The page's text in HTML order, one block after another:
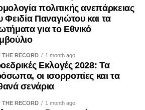
πολιτικής ανεπάρκειας
Φειδία Παναγιώτου και τα
για το Εθνικό
THE RECORD 1 month ago
Εκλογές 2028: Τα
οι ισορροπίες και τα
σενάρια
THE RECORD 1 month ago